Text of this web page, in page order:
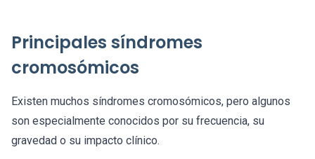
Principales síndromes
cromosómicos
Existen muchos síndromes cromosómicos, pero algunos
son especialmente conocidos por su frecuencia, su
gravedad o su impacto clínico.